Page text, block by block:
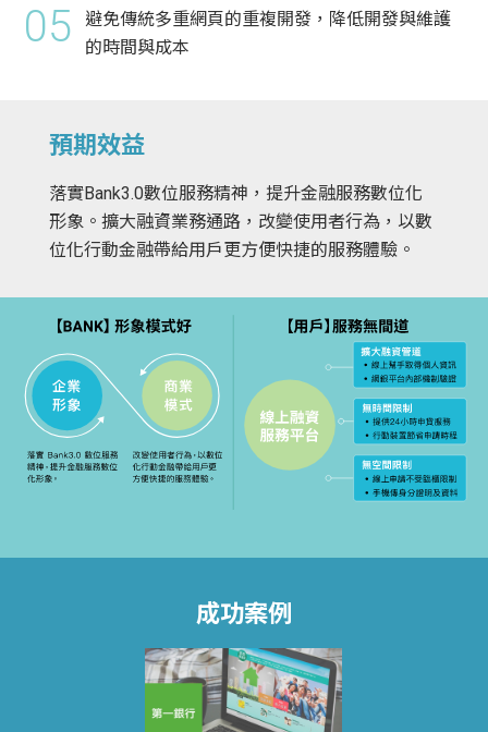
05
避免傳統多重網頁的重複開發，降低開發與維護
的時間與成本
預期效益
落實Bank3.0數位服務精神，提升金融服務數位化
形象。擴大融資業務通路，改變使用者行為，以數
位化行動金融帶給用戶更方便快捷的服務體驗。
成功案例